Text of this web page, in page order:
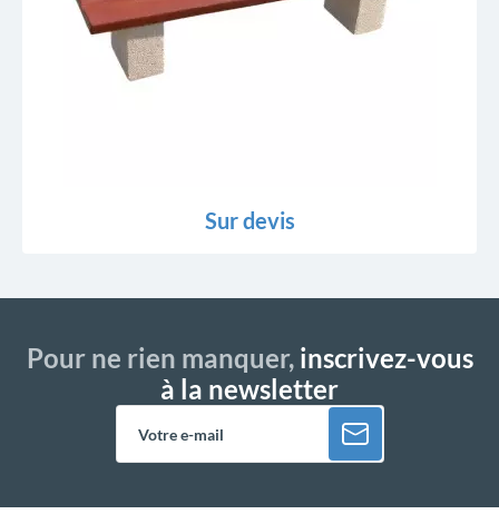
Sur devis
Pour ne rien manquer,inscrivez-vous
à la newsletter